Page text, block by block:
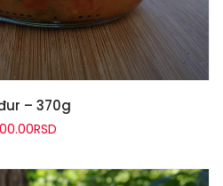
MORE
– 370g
RSD